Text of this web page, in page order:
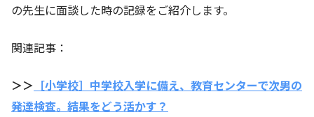
の先生に面談した時の記録をご紹介します。
関連記事：
＞＞ ［小学校］中学校入学に備え、教育センターで次男の
発達検査。結果をどう活かす？